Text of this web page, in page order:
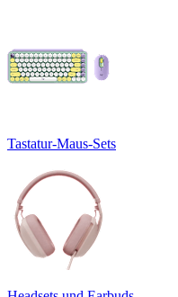
Tastatur-Maus-Sets